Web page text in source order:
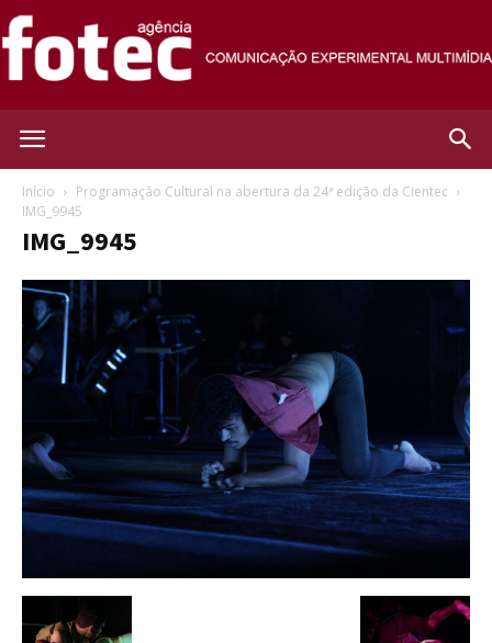
Início
Programação Cultural na abertura da 24ª edição da Cientec
IMG_9945
IMG_9945